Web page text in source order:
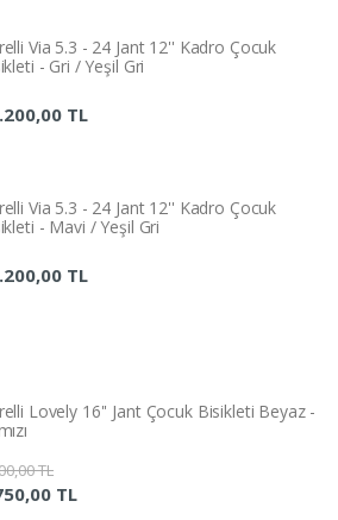
Via 5.3 - 24 Jant 12'' Kadro Çocuk
- Gri / Yeşil Gri
TL
Via 5.3 - 24 Jant 12'' Kadro Çocuk
- Mavi / Yeşil Gri
TL
Lovely 16'' Jant Çocuk Bisikleti Beyaz -
TL
TL